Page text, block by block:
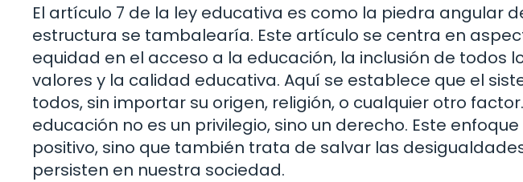
El artículo 7 de la ley educativa es como la piedra angular
estructura se tambalearía. Este artículo se centra en
equidad en el acceso a la educación, la inclusión de todos
valores y la calidad educativa. Aquí se establece que el
todos, sin importar su origen, religión, o cualquier otro
educación no es un privilegio, sino un derecho. Este
positivo, sino que también trata de salvar las
persisten en nuestra sociedad.